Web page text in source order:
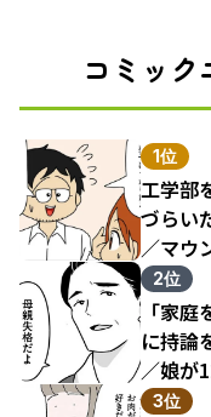
コミッ
1位
工学部
づらい
／マウ
結果（1
2位
「家
に持論
／娘が
3位